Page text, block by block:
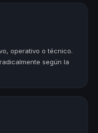
operativo o técnico.
según la